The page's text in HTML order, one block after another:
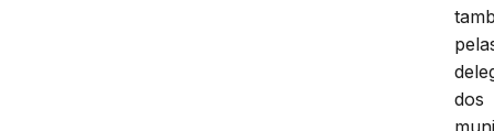
dos